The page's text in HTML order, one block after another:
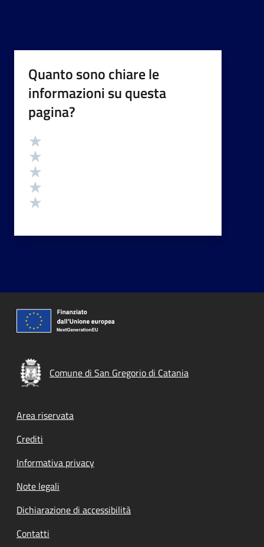
Quanto sono chiare le
informazioni su questa
pagina?
Valutazione
Comune di San Gregorio di Catania
Footer menu
Area riservata
Crediti
Informativa privacy
Note legali
Dichiarazione di accessibilità
Contatti